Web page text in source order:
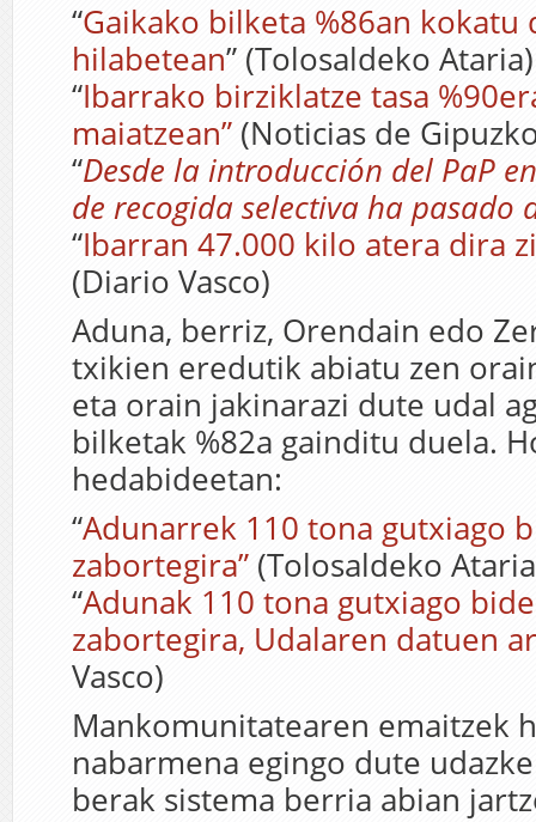
“Gaikako bilketa %86an kokatu
hilabetean” (Tolosaldeko Ataria)
“Ibarrako birziklatze tasa
maiatzean” (Noticias de
“Desde la introducción del PaP
de recogida selectiva ha pasado
“Ibarran 47.000 kilo atera dira
(Diario Vasco)
Aduna, berriz, Orendain edo
txikien eredutik abiatu zen
eta orain jakinarazi dute udal
bilketak %82a gainditu duela.
hedabideetan:
“Adunarrek 110 tona gutxiago
zabortegira” (Tolosaldeko
“Adunak 110 tona gutxiago
zabortegira, Udalaren datuen
Vasco)
Mankomunitatearen emaitzek
nabarmena egingo dute
berak sistema berria abian